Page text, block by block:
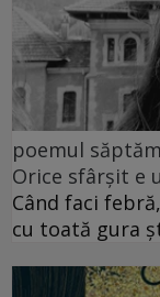
poemul
Orice sfârșit e
Când faci
cu toată gura